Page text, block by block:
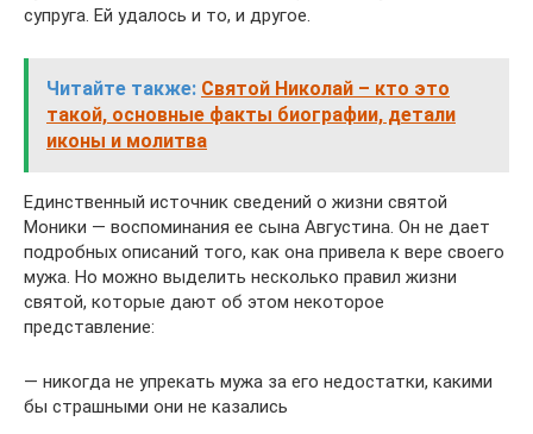
супруга. Ей удалось и то, и другое.
Читайте также: Святой Николай – кто это
такой, основные факты биографии, детали
иконы и молитва
Единственный источник сведений о жизни святой
Моники — воспоминания ее сына Августина. Он не дает
подробных описаний того, как она привела к вере своего
мужа. Но можно выделить несколько правил жизни
святой, которые дают об этом некоторое
представление:
— никогда не упрекать мужа за его недостатки, какими
бы страшными они не казались